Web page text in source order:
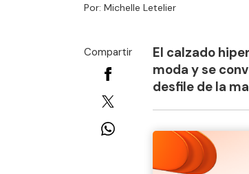
Por: Michelle Letelier
Compartir
El calzado
moda y se
desfile de la